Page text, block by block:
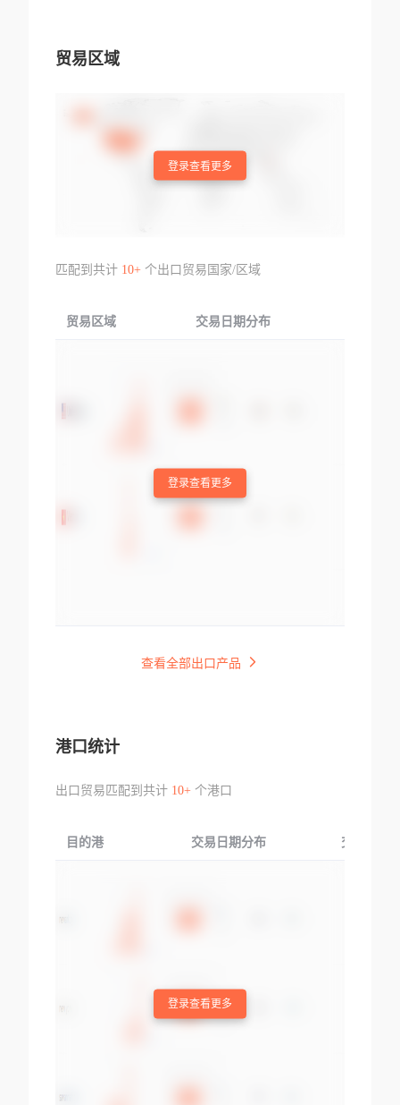
贸易区域
登录查看更多
匹配到共计 10+个出口贸易国家/区域
贸易区域 交易日期分布
登录查看更多
查看全部出口产品
港口统计
出口贸易匹配到共计 10+个港口
目的港 交易日期分布 交易产品
登录查看更多